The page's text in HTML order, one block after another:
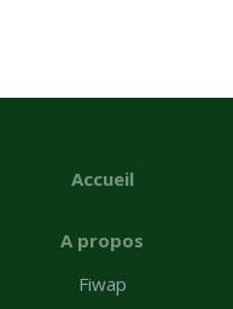
Accueil
A propos
Fiwap